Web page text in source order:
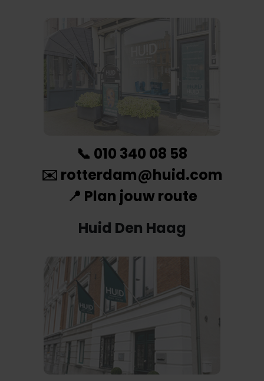
📞 010 340 08 58
✉️ rotterdam@huid.com
📍 Plan jouw route
Huid Den Haag